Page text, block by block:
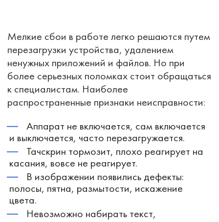
Мелкие сбои в работе легко решаются путем
перезагрузки устройства, удалением
ненужных приложений и файлов. Но при
более серьезных поломках стоит обращаться
к специалистам. Наиболее
распространенные признаки неисправности:
Аппарат не включается, сам включается
и выключается, часто перезагружается.
Тачскрин тормозит, плохо реагирует на
касания, вовсе не реагирует.
В изображении появились дефекты:
полосы, пятна, размытости, искажение
цвета.
Невозможно набирать текст,